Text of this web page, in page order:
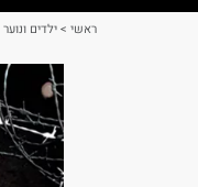
ראשי >ילדים ונוער